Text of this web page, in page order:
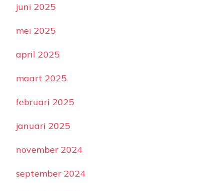
juni 2025
mei 2025
april 2025
maart 2025
februari 2025
januari 2025
november 2024
september 2024